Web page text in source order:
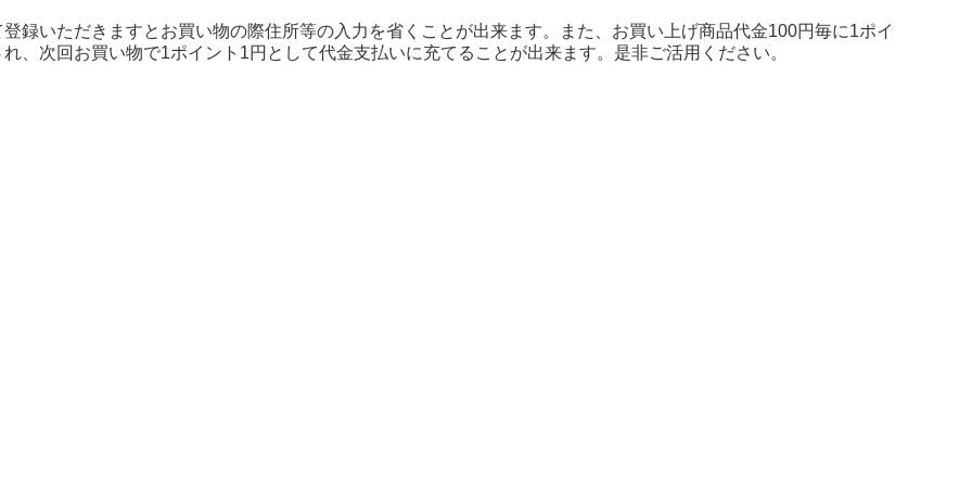
録いただきますとお買い物の際住所等の入力を省くことが出来ます。また、お買い上げ商品代金100円毎に1ポイ
れ、次回お買い物で1ポイント1円として代金支払いに充てることが出来ます。是非ご活用ください。